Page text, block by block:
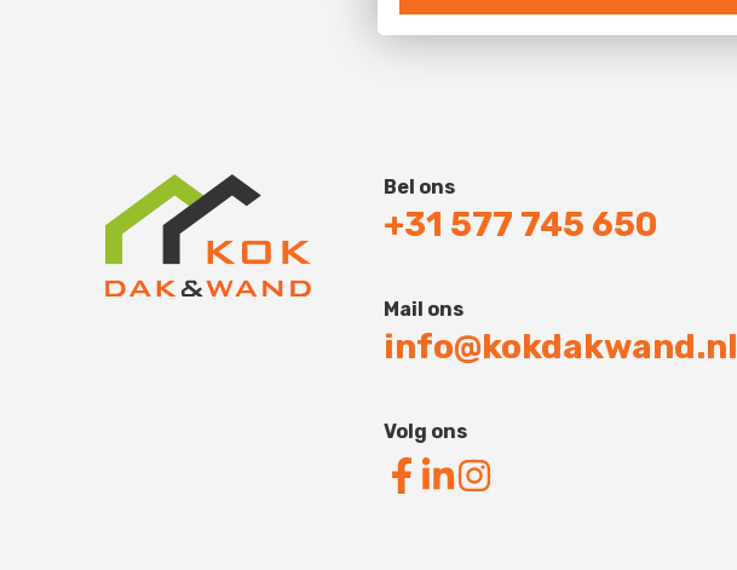
Bel ons
+31 577 745 650
Mail ons
info@kokdakwand.nl
Volg ons